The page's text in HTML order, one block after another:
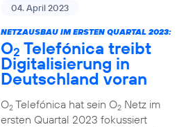
04. April 2023
NETZAUSBAU IM ERSTEN QUARTAL 2023:
O2 Telefónica treibt
Digitalisierung in
Deutschland voran
O2Telefónica hat sein O2Netz im
ersten Quartal 2023 fokussiert